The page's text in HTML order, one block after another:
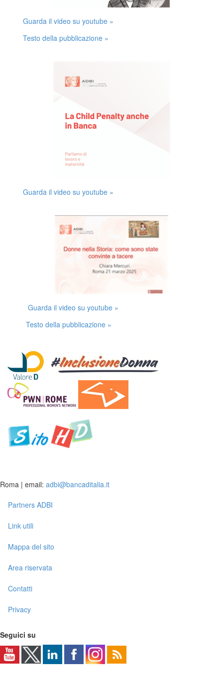
Guarda il video su youtube »
Testo della pubblicazione »
Guarda il video su youtube »
Guarda il video su youtube »
Testo della pubblicazione »
Roma | email: adbi@bancaditalia.it
Partners ADBI
Link utili
Mappa del sito
Area riservata
Contatti
Privacy
Seguici su